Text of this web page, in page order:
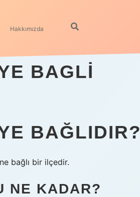
Hakkımızda
BAGLI
BAĞLIDIR?
bağlı bir ilçedir.
NE KADAR?